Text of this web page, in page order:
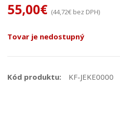
55,00€ (44,72€ bez DPH)
Tovar je nedostupný
Kód produktu: KF-JEKE0000